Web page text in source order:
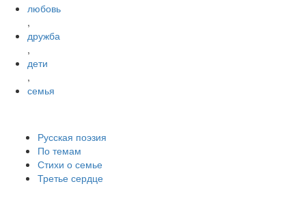
любовь
,
дружба
,
дети
,
семья
Русская поэзия
По темам
Стихи о семье
Третье сердце